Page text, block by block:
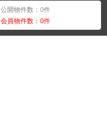
公開物件数：0件
会員物件数：0件